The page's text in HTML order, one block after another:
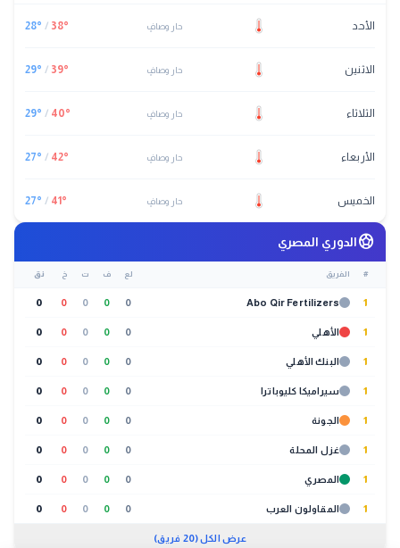
الأحد حار وصافٍ 38°
/
28°
الاثنين حار وصافٍ 39°
/
29°
الثلاثاء حار وصافٍ 40°
/
29°
الأربعاء حار وصافٍ 42°
/
27°
الخميس حار وصافٍ 41°
/
27°
sports_soccerالدوري المصري
# الفريق لع ف ت خ نق
1
Abo Qir Fertilizers
0
0
0
0
0
1 الأهلي 0
0
0
0
0
1 البنك الأهلي 0
0
0
0
0
1 سيراميكا كليوباترا 0
0
0
0
0
1 الجونة 0
0
0
0
0
1 غزل المحلة 0
0
0
0
0
1 المصري 0
0
0
0
0
1 المقاولون العرب 0
0
0
0
0
عرض الكل (20 فريق)